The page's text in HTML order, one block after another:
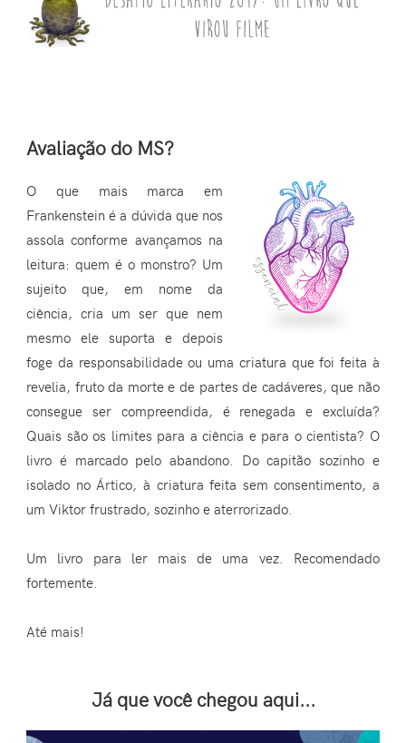
Avaliação do MS?
O que mais marca em
Frankenstein é a dúvida que nos
assola conforme avançamos na
leitura: quem é o monstro? Um
sujeito que, em nome da
ciência, cria um ser que nem
mesmo ele suporta e depois
foge da responsabilidade ou uma criatura que foi feita à
revelia, fruto da morte e de partes de cadáveres, que não
consegue ser compreendida, é renegada e excluída?
Quais são os limites para a ciência e para o cientista? O
livro é marcado pelo abandono. Do capitão sozinho e
isolado no Ártico, à criatura feita sem consentimento, a
um Viktor frustrado, sozinho e aterrorizado.
Um livro para ler mais de uma vez. Recomendado
fortemente.
Até mais!
Já que você chegou aqui...